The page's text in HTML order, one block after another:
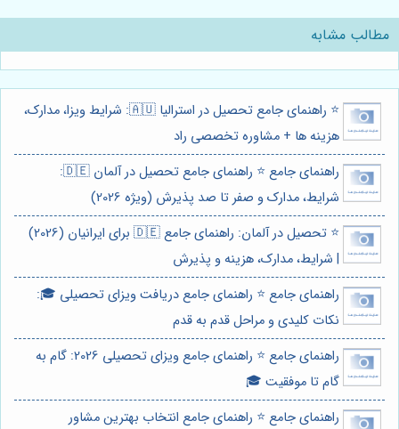
مطالب مشابه
⭐️ راهنمای جامع تحصیل در استرالیا 🇦🇺: شرایط ویزا، مدارک،
هزینه ها + مشاوره تخصصی راد
راهنمای جامع ⭐️ راهنمای جامع تحصیل در آلمان 🇩🇪:
شرایط، مدارک و صفر تا صد پذیرش (ویژه 2026)
⭐️ تحصیل در آلمان: راهنمای جامع 🇩🇪 برای ایرانیان (2026)
| شرایط، مدارک، هزینه و پذیرش
راهنمای جامع ⭐️ راهنمای جامع دریافت ویزای تحصیلی 🎓:
نکات کلیدی و مراحل قدم به قدم
راهنمای جامع ⭐️ راهنمای جامع ویزای تحصیلی 2026: گام به
گام تا موفقیت 🎓
راهنمای جامع ⭐️ راهنمای جامع انتخاب بهترین مشاور